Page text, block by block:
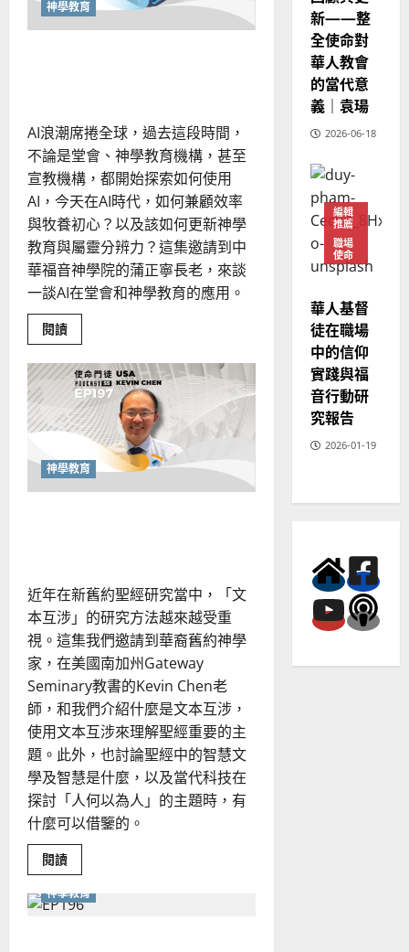
音
派：
擁
神學教育
AI浪潮席捲全球，過去這段時間，
不論是堂會、神學教育機構，甚至
宣教機構，都開始探索如何使用
AI，今天在AI時代，如何兼顧效率
與牧養初心？以及該如何更新神學
教育與屬靈分辨力？這集邀請到中
華福音神學院的蒲正寧長老，來談
一談AI在堂會和神學教育的應用。
閱讀Read
more
善
用
AI
回
歸
初
心：
神
學
教
育
分
辨
力
神學教育
近年在新舊約聖經研究當中，「文
本互涉」的研究方法越來越受重
視。這集我們邀請到華裔舊約神學
家，在美國南加州Gateway
Seminary教書的Kevin Chen老
師，和我們介紹什麼是文本互涉，
使用文本互涉來理解聖經重要的主
題。此外，也討論聖經中的智慧文
學及智慧是什麼，以及當代科技在
探討「人何以為人」的主題時，有
什麼可以借鑒的。
閱讀Read
more
貫
通
神學教育
芳
2025-
02-
20
新——整
全使命對
華人教會
的當代意
義｜袁瑒
2026-06-18
編輯
推薦
職場
使命
華人基督
徒在職場
中的信仰
實踐與福
音行動研
究報告
2026-01-19